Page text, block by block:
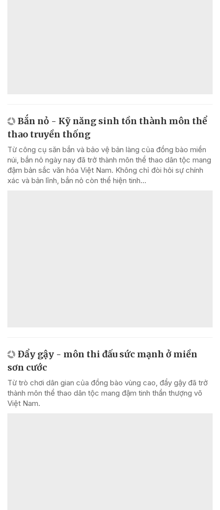
Bắn nỏ - Kỹ năng sinh tồn thành môn thể
thao truyền thống
Từ công cụ săn bắn và bảo vệ bản làng của đồng bào miền
núi, bắn nỏ ngày nay đã trở thành môn thể thao dân tộc mang
đậm bản sắc văn hóa Việt Nam. Không chỉ đòi hỏi sự chính
xác và bản lĩnh, bắn nỏ còn thể hiện tinh...
Đẩy gậy - môn thi đấu sức mạnh ở miền
sơn cước
Từ trò chơi dân gian của đồng bào vùng cao, đẩy gậy đã trở
thành môn thể thao dân tộc mang đậm tinh thần thượng võ
Việt Nam.